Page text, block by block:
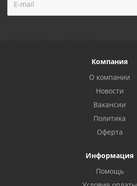
Компания
О компании
Новости
Вакансии
Политика
Оферта
Информация
Помощь